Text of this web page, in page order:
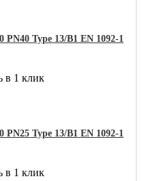
Type 13/B1 EN 1092-1
в 1 клик
Type 13/B1 EN 1092-1
в 1 клик